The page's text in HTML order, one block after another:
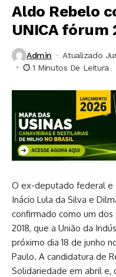
Aldo Rebelo
UNICA fórum
Admin
Atualizado
1 Minutos De Leitura
O ex-deputado federal e
Inácio Lula da Silva e
confirmado como um dos
2018, que a União da
próximo dia 18 de junho
Paulo. A candidatura de
Solidariedade em abril e,